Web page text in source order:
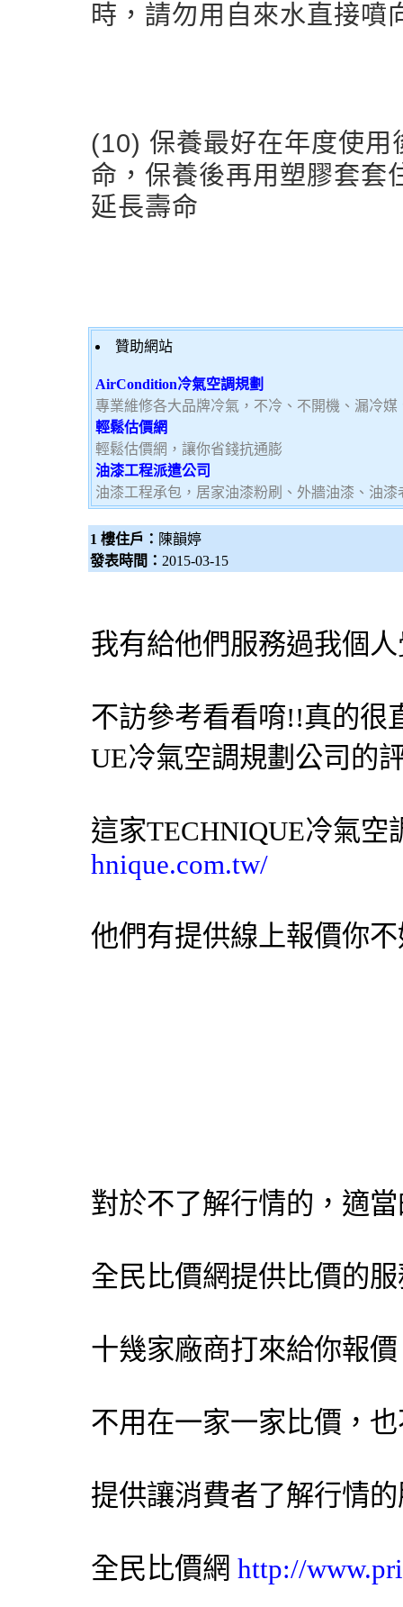
時，請勿用自來水直接噴
(10) 保養最好在年度使
命，保養後再用塑膠套套
延長壽命
贊助網站
AirCondition冷氣空調規劃
專業維修各大品牌冷氣，不冷、不開機、漏冷
輕鬆估價網
輕鬆估價網，讓你省錢抗通膨
油漆工程派遣公司
油漆工程承包，居家油漆粉刷、外牆油漆、油
1 樓住戶： 陳韻婷
發表時間： 2015-03-15
我有給他們服務過我個
不訪參考看看唷!!真的很
UE冷氣空調規劃公司的
這家TECHNIQUE冷氣空
hnique.com.tw/
他們有提供線上報價你
對於不了解行情的，適
全民比價網提供比價的
十幾家廠商打來給你報
不用在一家一家比價，
提供讓消費者了解行情
全民比價網 http://